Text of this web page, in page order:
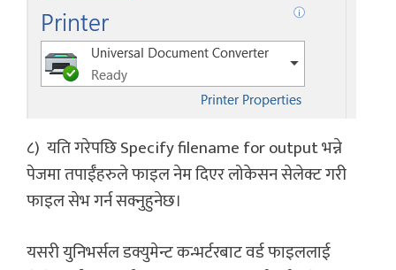
८) यति गरेपछि Specify filename for output भन्ने
पेजमा तपाईँहरुले फाइल नेम दिएर लोकेसन सेलेक्ट गरी
फाइल सेभ गर्न सक्नुहुनेछ।
यसरी युनिभर्सल डक्युमेन्ट कन्भर्टरबाट वर्ड फाइललाई